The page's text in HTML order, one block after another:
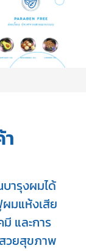
ารุงผมได้
ผมแห้งเสีย
และการ
วยสุขภาพ